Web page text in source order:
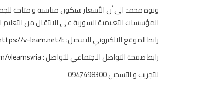
ونوه محمد الى أن الأسعار ستكون مناسبة و متاحة
المؤسسات التعليمية السورية على الانتقال من التعليم
رابط الموقع الالكتروني للتسجيل:v-learn.net/b
رابط صفحة التواصل الاجتماعي للتواصل :vlearnsyria
للتجريب و التسجيل 0947498300